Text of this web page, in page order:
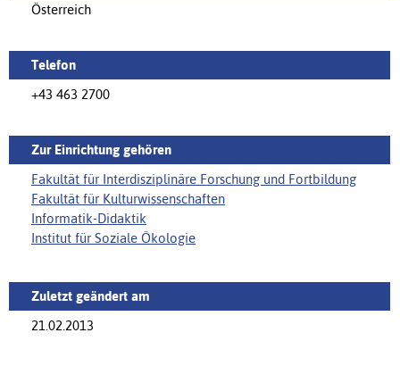
Österreich
Telefon
+43 463 2700
Zur Einrichtung gehören
Fakultät für Interdisziplinäre Forschung und Fortbildung
Fakultät für Kulturwissenschaften
Informatik-Didaktik
Institut für Soziale Ökologie
Zuletzt geändert am
21.02.2013